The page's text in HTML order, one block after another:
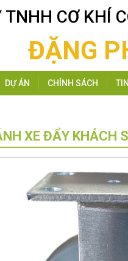
TNHH CƠ KHÍ
ĐẶNG
DỰ ÁN CHÍNH SÁCH
XE ĐẨY KHÁCH